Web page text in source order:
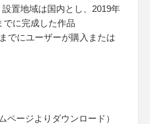
置地域は国内とし、2019年
でに完成した作品
でにユーザーが購入または
ページよりダウンロード）